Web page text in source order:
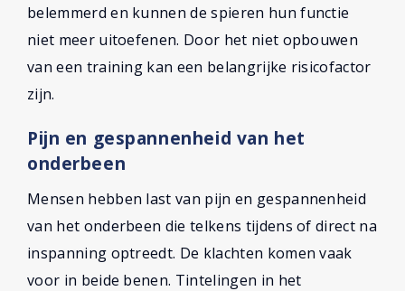
belemmerd en kunnen de spieren hun functie
niet meer uitoefenen. Door het niet opbouwen
van een training kan een belangrijke risicofactor
zijn.
Pijn en gespannenheid van het
onderbeen
Mensen hebben last van pijn en gespannenheid
van het onderbeen die telkens tijdens of direct na
inspanning optreedt. De klachten komen vaak
voor in beide benen. Tintelingen in het